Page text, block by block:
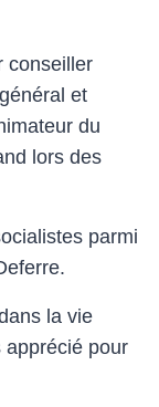
conseiller
et
du
lors des
parmi
la vie
apprécié pour